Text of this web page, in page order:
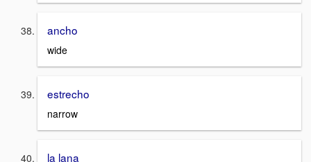
ancho
wide
estrecho
narrow
la lana